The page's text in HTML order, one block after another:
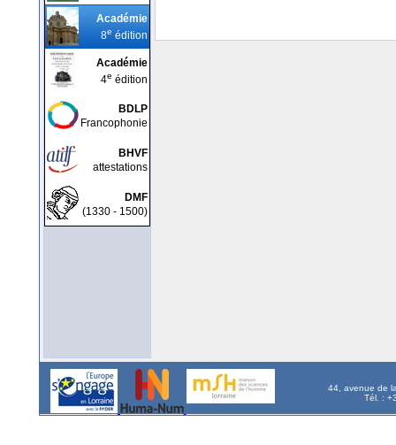
Académie
8e édition
Académie
4e édition
BDLP
Francophonie
BHVF
attestations
DMF
(1330 - 1500)
44, avenue de
Tél. :